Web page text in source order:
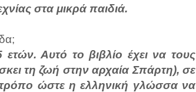
στα μικρά παιδιά.
Αυτό το βιβλίο έχει να τους
τη ζωή στην αρχαία Σπάρτη), σε
τρόπο ώστε η ελληνική γλώσσα να